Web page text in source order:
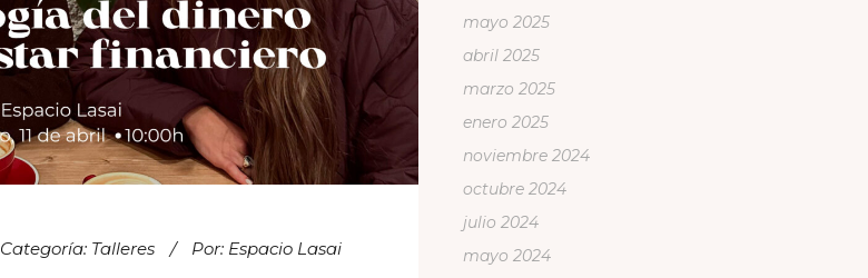
Categoría: Talleres Por: Espacio Lasai
mayo 2025
abril 2025
marzo 2025
enero 2025
noviembre 2024
octubre 2024
julio 2024
mayo 2024